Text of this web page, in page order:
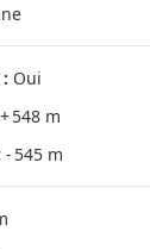
Oui
+ 548 m
- 545 m